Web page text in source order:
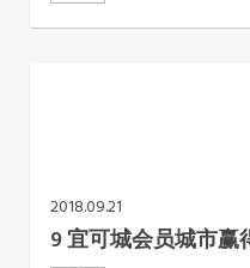
2018.09.21
9 宜可城会员城市赢